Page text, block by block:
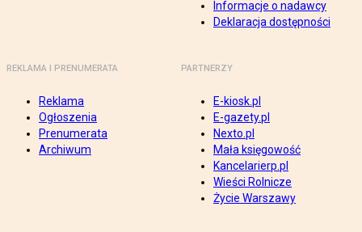
Informacje o nadawcy
Deklaracja dostępności
REKLAMA I PRENUMERATA
Reklama
Ogłoszenia
Prenumerata
Archiwum
PARTNERZY
E-kiosk.pl
E-gazety.pl
Nexto.pl
Mała księgowość
Kancelarierp.pl
Wieści Rolnicze
Życie Warszawy